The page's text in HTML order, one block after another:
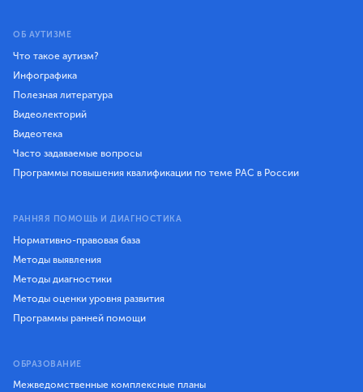
ОБ АУТИЗМЕ
Что такое аутизм?
Инфографика
Полезная литература
Видеолекторий
Видеотека
Часто задаваемые вопросы
Программы повышения квалификации по теме РАС в России
РАННЯЯ ПОМОЩЬ И ДИАГНОСТИКА
Нормативно-правовая база
Методы выявления
Методы диагностики
Методы оценки уровня развития
Программы ранней помощи
ОБРАЗОВАНИЕ
Межведомственные комплексные планы